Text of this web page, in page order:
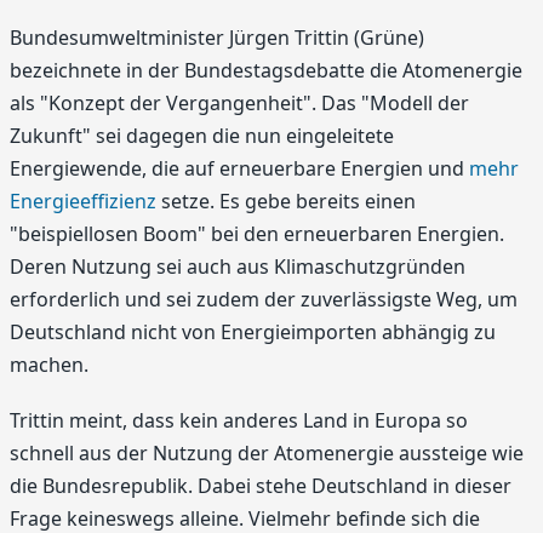
Bundesumweltminister Jürgen Trittin (Grüne)
bezeichnete in der Bundestagsdebatte die Atomenergie
als "Konzept der Vergangenheit". Das "Modell der
Zukunft" sei dagegen die nun eingeleitete
Energiewende, die auf erneuerbare Energien und mehr
Energieeffizienz setze. Es gebe bereits einen
"beispiellosen Boom" bei den erneuerbaren Energien.
Deren Nutzung sei auch aus Klimaschutzgründen
erforderlich und sei zudem der zuverlässigste Weg, um
Deutschland nicht von Energieimporten abhängig zu
machen.
Trittin meint, dass kein anderes Land in Europa so
schnell aus der Nutzung der Atomenergie aussteige wie
die Bundesrepublik. Dabei stehe Deutschland in dieser
Frage keineswegs alleine. Vielmehr befinde sich die